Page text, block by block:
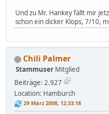
Und zu Mr. Hankey fällt mir
schon ein dicker Klops, 7/10,
Chili Palmer
Stammuser Mitglied
Beiträge: 2.927
Location: Hamburch
29 März 2008, 12:33:18